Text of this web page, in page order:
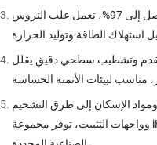
مع مستويات كفاءة تصل إلى 97%، تعمل علب التروس
وتشطيب سطحي دقيق يقلل
ومواد الإسكان إلى طرق التشحيم
وواجهات التثبيت، توفر مجموعة iHF تخصيصًا كاملاً لتلبية الاحتياجات